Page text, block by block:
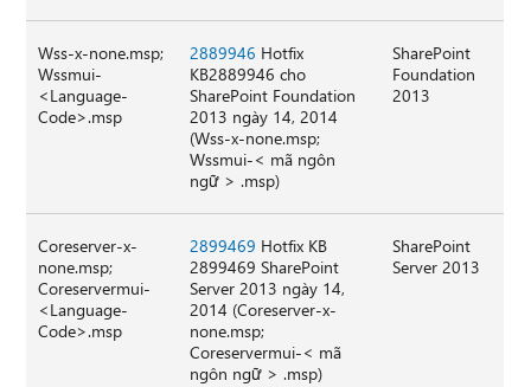
Wss-x-none.msp;
Wssmui-
<Language-
Code>.msp
2889946 Hotfix
KB2889946 cho
SharePoint Foundation
2013 ngày 14, 2014
(Wss-x-none.msp;
Wssmui-< mã ngôn
ngữ > .msp)
SharePoint
Foundation
2013
Coreserver-x-
none.msp;
Coreservermui-
<Language-
Code>.msp
2899469 Hotfix KB
2899469 SharePoint
Server 2013 ngày 14,
2014 (Coreserver-x-
none.msp;
Coreservermui-< mã
ngôn ngữ > .msp)
SharePoint
Server 2013